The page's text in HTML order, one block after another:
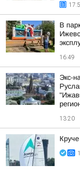
В
16:49
Экс-
13:20